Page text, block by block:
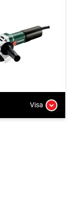
Visa